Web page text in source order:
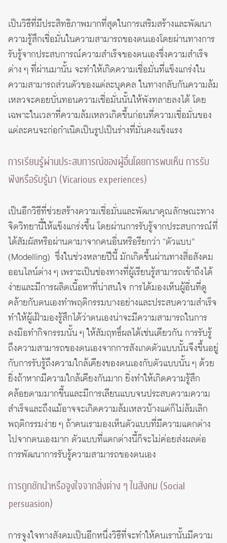
เป็นวิธีที่มีประสิทธิภาพมากที่สุดในการเสริมสร้างและพัฒนา
ความรู้สึกเชื่อมั่นในความสามารถของตนเองโดยผ่านทางการ
รับรู้จากประสบการณ์ความสำเร็จของตนเองซึ่งความสำเร็จ
ต่าง ๆ ที่ผ่านมานั้น จะทำให้เกิดความเชื่อมั่นที่แข็งแกร่งใน
ความสามารถส่วนตัวของแต่ละบุคคล ในทางกลับกันความล้ม
เหลวจะคอยบั่นทอนความเชื่อมั่นนั้นให้พังทลายลงได้ โดย
เฉพาะในเวลาที่ความล้มเหลวเกิดขึ้นก่อนที่ความเชื่อมั่นของ
แต่ละคนจะก่อกำเนิดเป็นรูปเป็นร่างที่มั่นคงแข็งแรง
การเรียนรู้ผ่านประสบการณ์ของผู้อื่นโดยการพบเห็น การรับ
ฟังหรือรับรู้มา (Vicarious experiences)
เป็นอีกวิธีที่ช่วยสร้างความเชื่อมั่นและพัฒนาคุณลักษณะทาง
จิตวิทยานี้ให้แข็งแกร่งขึ้น โดยผ่านการรับรู้จากประสบการณ์ที่
ได้สัมผัสหรือผ่านตามาจากคนอื่นหรือรียกว่า “ตัวแบบ”
(Modelling) ซึ่งในช่วงหลายปีนี้ มักเกิดขึ้นผ่านทางสื่อสังคม
ออนไลน์ต่าง ๆ เพราะเป็นช่องทางที่ผู้เรียนรู้สามารถเข้าถึงได้
ง่ายและมีการผลิตเนื้อหาที่น่าสนใจ การได้มองเห็นผู้อื่นที่ดู
คล้ายกับตนเองทำพฤติกรรมบางอย่างและประสบความสำเร็จ
ทำให้ผู้เฝ้ามองรู้สึกได้ว่าตนเองน่าจะมีความสามารถในการ
ลงมือทำกิจกรรมนั้น ๆ ให้สัมฤทธิ์ผลได้เช่นเดียวกัน การรับรู้
ถึงความสามารถของตนเองจากการสังเกตตัวแบบนั้นจึงขึ้นอยู่
กับการรับรู้ถึงความใกล้เคียงของตนเองกับตัวแบบนั้น ๆ ด้วย
ยิ่งถ้าหากมีความใกล้เคียงกันมาก ยิ่งทำให้เกิดความรู้สึก
คล้อยตามมากขี้นและมีการเลียนแบบจนประสบความความ
สำเร็จและถึงแม้อาจจะเกิดความล้มเหลวบ้างแต่ก็ไม่ล้มเลิก
พฤติกรรมง่าย ๆ ถ้าคนเรามองเห็นตัวแบบที่มีความแตกต่าง
ไปจากตนเองมาก ตัวแบบที่แตกต่างนี้ก็จะไม่ค่อยส่งผลต่อ
การพัฒนาการรับรู้ความสามารถของตนเอง
การถูกชักนำหรือจูงใจจากสิ่งต่าง ๆ ในสังคม (Social
persuasion)
การจูงใจทางสังคมเป็นอีกหนึ่งวิธีที่จะทำให้คนเรานั้นมีความ